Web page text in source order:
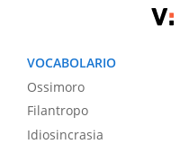
VOCABOLARIO
Ossimoro
Filantropo
Idiosincrasia